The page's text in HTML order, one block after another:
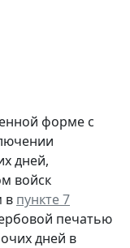
форме с
дней,
войск
в пункте 7
печатью
дней в